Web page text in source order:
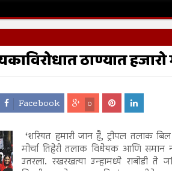
ठाण्यात
Facebook 0
‘शरियत हमारी जान है, ट्रीपल तलाक
मोर्चा तिहेरी तलाक विधेयक आणि समान
उतरला. रखरखत्या उन्हामध्ये राबोडी ते